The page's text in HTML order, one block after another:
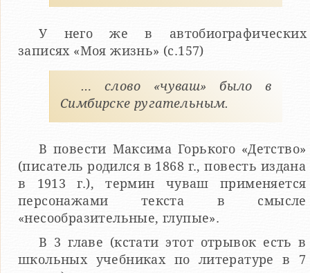
У него же в автобиографических
записях «Моя жизнь» (с.157)
… слово «чуваш» было в
Симбирске ругательным.
В повести Максима Горького «Детство»
(писатель родился в 1868 г., повесть издана
в 1913 г.), термин чуваш применяется
персонажами текста в смысле
«несообразительные, глупые».
В 3 главе (кстати этот отрывок есть в
школьных учебниках по литературе в 7